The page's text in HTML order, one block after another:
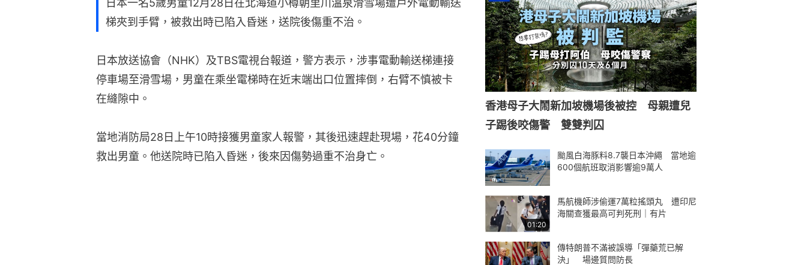
日本一名5歲男童12月28日在北海道小樽朝里川溫泉滑雪場遭戶外電動輸送
梯夾到手臂，被救出時已陷入昏迷，送院後傷重不治。
日本放送協會（NHK）及TBS電視台報道，警方表示，涉事電動輸送梯連接
停車場至滑雪場，男童在乘坐電梯時在近末端出口位置摔倒，右臂不慎被卡
在縫隙中。
當地消防局28日上午10時接獲男童家人報警，其後迅速趕赴現場，花40分鐘
救出男童。他送院時已陷入昏迷，後來因傷勢過重不治身亡。
香港母子大鬧新加坡機場後被控 母親遭兒
子踢後咬傷警 雙雙判囚
颱風白海豚料8.7襲日本沖繩 當地逾
600個航班取消影響逾9萬人
01:20
馬航機師涉偷運7萬粒搖頭丸 遭印尼
海關查獲最高可判死刑｜有片
傳特朗普不滿被誤導「彈藥荒已解
決」 場邊質問防長